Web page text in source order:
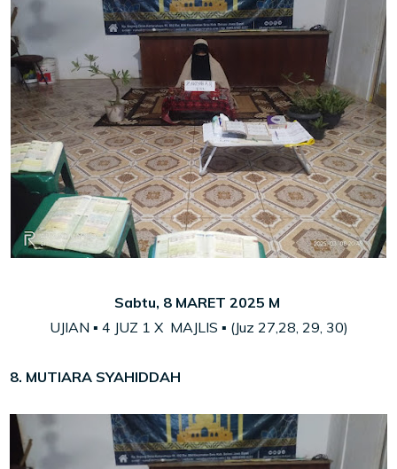
Sabtu, 8 MARET 2025 M
UJIAN ▪ 4 JUZ 1 X MAJLIS ▪ (Juz 27,28, 29, 30)
8. MUTIARA SYAHIDDAH